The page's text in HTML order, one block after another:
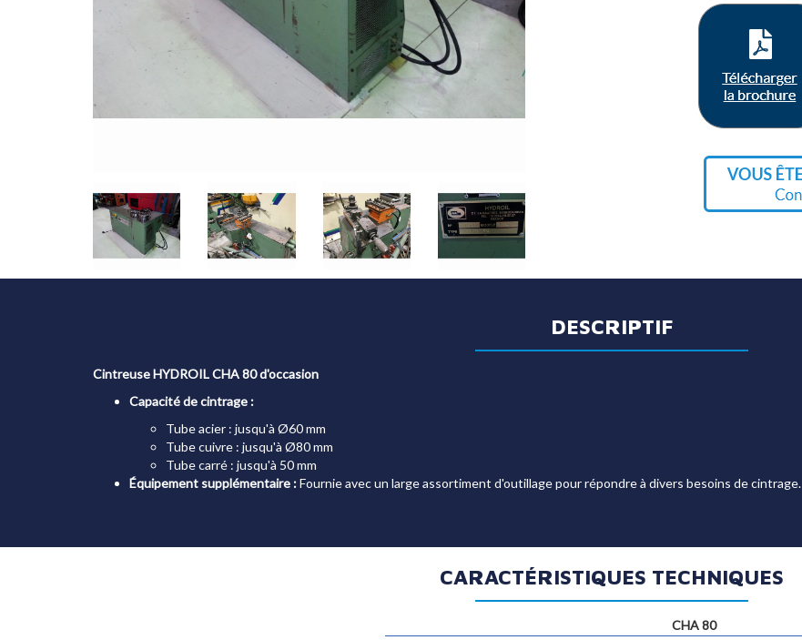
DESCRIPTIF
Cintreuse HYDROIL CHA 80 d'occasion
Capacité de cintrage :
Tube acier : jusqu'à Ø60 mm
Tube cuivre : jusqu'à Ø80 mm
Tube carré : jusqu'à 50 mm
Équipement supplémentaire :Fournie avec un large assortiment d'outillage pour répondre à divers besoins de cintrage.
CARACTÉRISTIQUES TECHNIQUES
CHA 80